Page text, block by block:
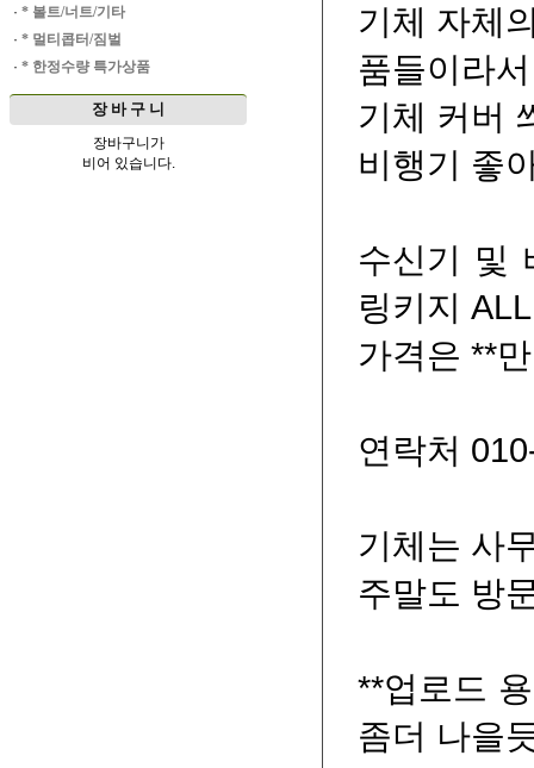
· * 볼트/너트/기타
· * 멀티콥터/짐벌
· * 한정수량 특가상품
장 바 구 니
장바구니가
비어 있습니다.
기체 자체
품들이라
기체 커버
비행기 좋
수신기 및
링키지
가격은 **
연락처
기체는 사
주말도 방
**업로드
좀더 나을